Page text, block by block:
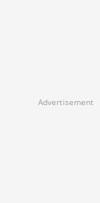
Advertisement